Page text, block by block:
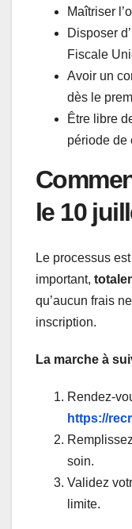
Maîtriser
Disposer
Fiscale
Avoir un
dès le
Être libre
période de
le 10
Le processus
important,
qu’aucun frais
inscription.
La marche à
Rendez-
https://
soin.
Validez
limite.